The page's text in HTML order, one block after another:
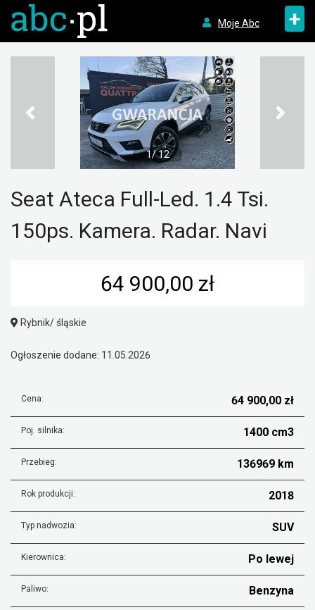
Moje Abc +
1/ 12
Seat Ateca Full-Led. 1.4 Tsi.
150ps. Kamera. Radar. Navi
64 900,00 zł
Rybnik/ śląskie
Ogłoszenie dodane: 11.05.2026
Cena: 64 900,00 zł
Poj. silnika: 1400 cm3
Przebieg: 136969 km
Rok produkcji: 2018
Typ nadwozia: SUV
Kierownica: Po lewej
Paliwo: Benzyna